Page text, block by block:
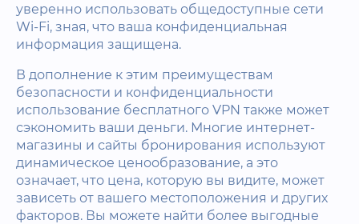
уверенно использовать общедоступные сети
Wi-Fi, зная, что ваша конфиденциальная
информация защищена.
В дополнение к этим преимуществам
безопасности и конфиденциальности
использование бесплатного VPN также может
сэкономить ваши деньги. Многие интернет-
магазины и сайты бронирования используют
динамическое ценообразование, а это
означает, что цена, которую вы видите, может
зависеть от вашего местоположения и других
факторов. Вы можете найти более выгодные